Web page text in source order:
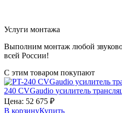
Услуги монтажа
Выполним монтаж любой
всей России!
С этим товаром покупают
240 CVGaudio усилитель
Цена: 52 675 ₽
В корзинуКупить